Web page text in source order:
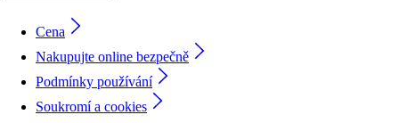
Cena
Nakupujte online bezpečně
Podmínky používání
Soukromí a cookies